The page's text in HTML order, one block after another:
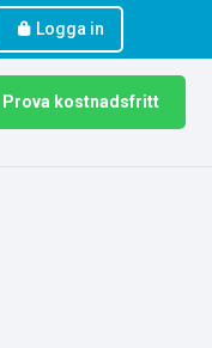
Logga in
Prova kostnadsfritt